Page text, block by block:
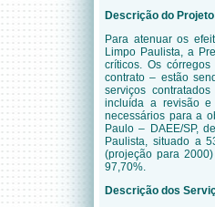
Descrição do Projeto
Para atenuar os
Limpo Paulista, a
críticos. Os
contrato – estão
serviços
incluída a revisão e
necessários para a
Paulo – DAEE/SP,
Paulista, situado a
(projeção para
97,70%.
Descrição dos